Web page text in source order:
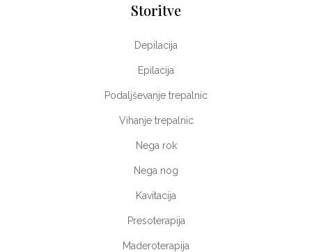
Storitve
Depilacija
Epilacija
Podaljševanje trepalnic
Vihanje trepalnic
Nega rok
Nega nog
Kavitacija
Presoterapija
Maderoterapija